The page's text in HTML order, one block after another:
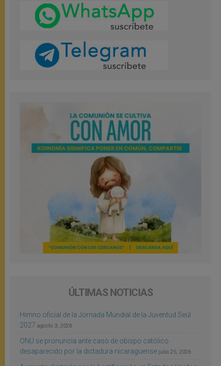
ÚLTIMAS NOTICIAS
Himno oficial de la Jornada Mundial de la Juventud Seúl
2027 agosto 3, 2026
ONU se pronuncia ante caso de obispo católico
desaparecido por la dictadura nicaragüense julio 25, 2026